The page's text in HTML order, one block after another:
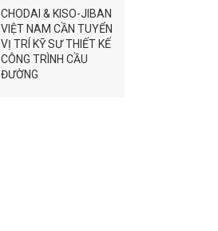
CHODAI & KISO-JIBAN
VIỆT NAM CẦN TUYỂN
VỊ TRÍ KỸ SƯ THIẾT KẾ
CÔNG TRÌNH CẦU
ĐƯỜNG